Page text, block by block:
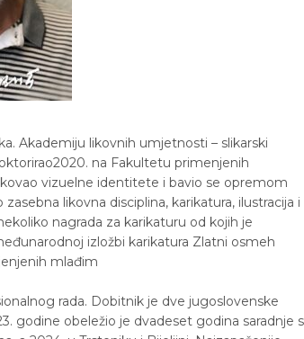
Akademiju likovnih umjetnosti – slikarski
na Fakultetu primenjenih
vizuelne identitete i bavio se opremom
likovna disciplina, karikatura, ilustracija i
nagrada za karikaturu od kojih je
izložbi karikatura Zlatni osmeh
mlađim
rada. Dobitnik je dve jugoslovenske
godine obeležio je dvadeset godina saradnje